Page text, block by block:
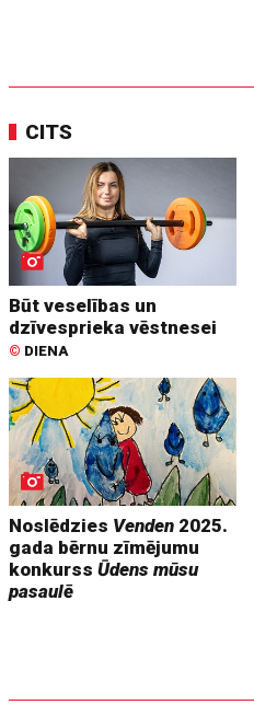
CITS
Būt veselības un
dzīvesprieka vēstnesei
© DIENA
Noslēdzies Venden 2025.
gada bērnu zīmējumu
konkurssŪdens mūsu
pasaulē